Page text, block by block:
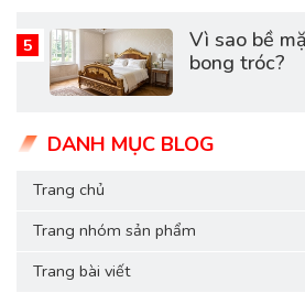
Vì sao bề
bong tróc?
DANH MỤC BLOG
Trang chủ
Trang nhóm sản phẩm
Trang bài viết